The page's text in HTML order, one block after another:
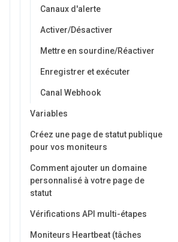
Canaux d'alerte
Activer/Désactiver
Mettre en sourdine/Réactiver
Enregistrer et exécuter
Canal Webhook
Variables
Créez une page de statut publique
pour vos moniteurs
Comment ajouter un domaine
personnalisé à votre page de
statut
Vérifications API multi-étapes
Moniteurs Heartbeat (tâches